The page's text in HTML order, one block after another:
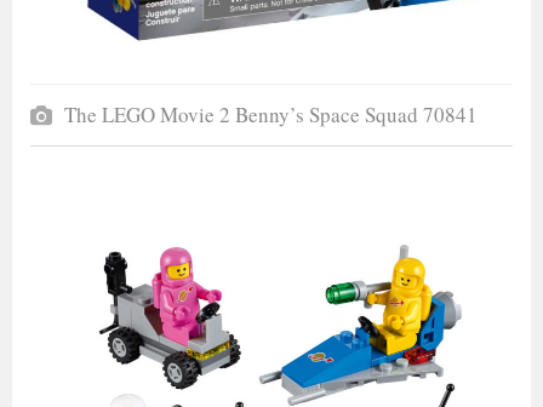
The LEGO Movie 2 Benny’s Space Squad 70841